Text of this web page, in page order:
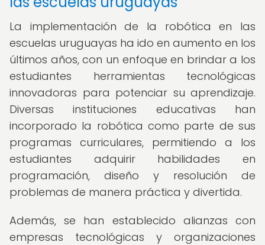
La implementación de la robótica en las
escuelas uruguayas ha ido en aumento en los
últimos años, con un enfoque en brindar a los
estudiantes herramientas tecnológicas
innovadoras para potenciar su aprendizaje.
Diversas instituciones educativas han
incorporado la robótica como parte de sus
programas curriculares, permitiendo a los
estudiantes adquirir habilidades en
programación, diseño y resolución de
problemas de manera práctica y divertida.
Además, se han establecido alianzas con
empresas tecnológicas y organizaciones